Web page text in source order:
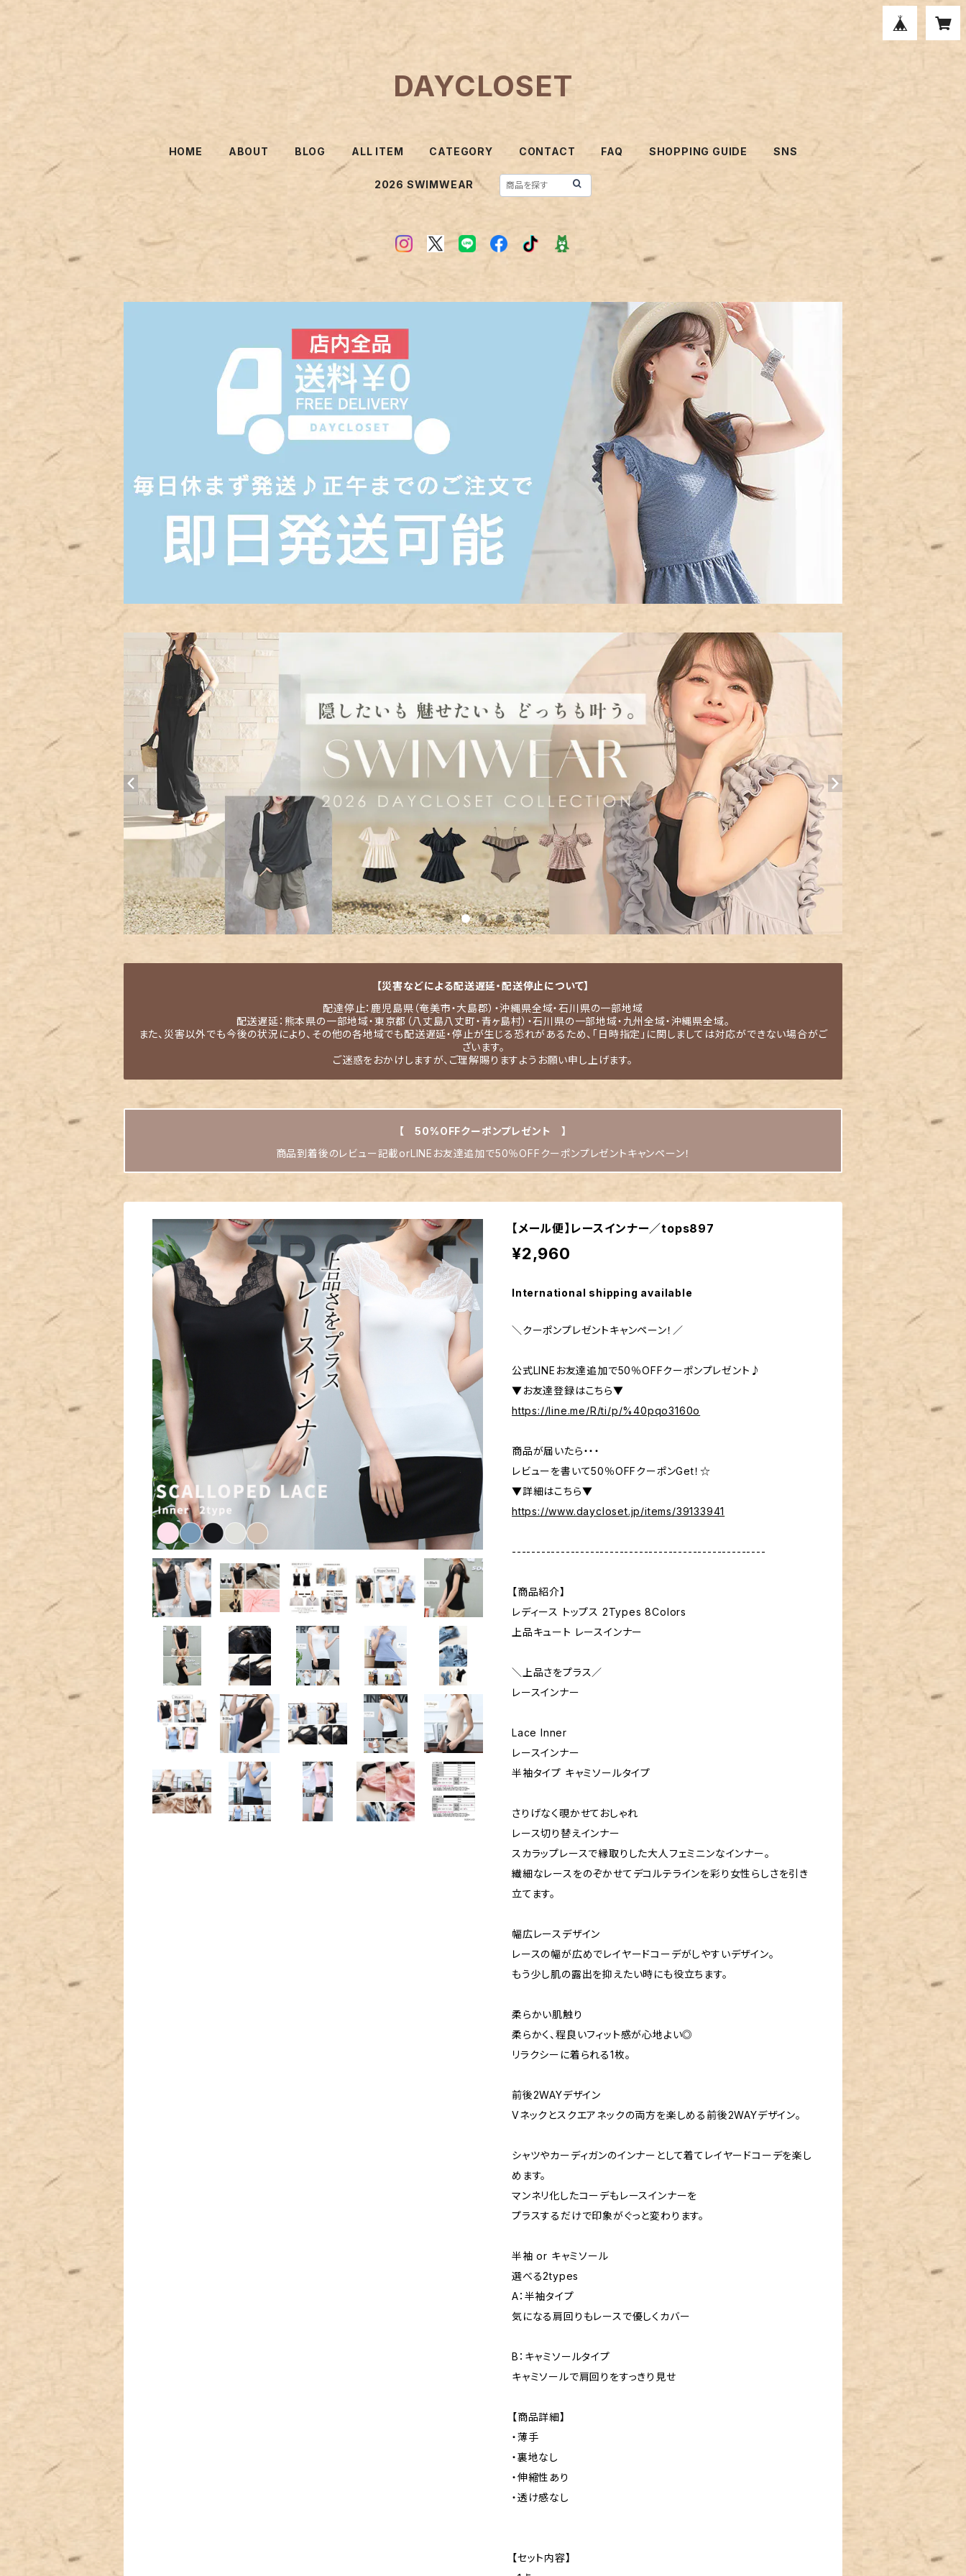
DAYCLOSET
HOME ABOUT BLOG ALL ITEM CATEGORY CONTACT FAQ SHOPPING GUIDE SNS
2026 SWIMWEAR
【災害などによる配送遅延・配送停止について】
配達停止：鹿児島県（奄美市・大島郡）・沖縄県全域・石川県の一部地域
配送遅延：熊本県の一部地域・東京都（八丈島八丈町・青ヶ島村）・石川県の一部地域・九州全域・沖縄県全域。
また、災害以外でも今後の状況により、その他の各地域でも配送遅延・停止が生じる恐れがあるため、「日時指定」に関しましては対応ができない場合がご
ざいます。
ご迷惑をおかけしますが、ご理解賜りますようお願い申し上げます。
【 50%OFFクーポンプレゼント 】
商品到着後のレビュー記載orLINEお友達追加で50％OFFクーポンプレゼントキャンペーン！
【メール便】レースインナー／tops897
¥2,960
International shipping available
＼クーポンプレゼントキャンペーン！／
公式LINEお友達追加で50％OFFクーポンプレゼント♪
▼お友達登録はこちら▼
https://line.me/R/ti/p/%40pqo3160o
商品が届いたら・・・
レビューを書いて50％OFFクーポンGet！☆
▼詳細はこちら▼
https://www.daycloset.jp/items/39133941
----------------------------------------------------
【商品紹介】
レディース トップス 2Types 8Colors
上品キュート レースインナー
＼上品さをプラス／
レースインナー
Lace Inner
レースインナー
半袖タイプ キャミソールタイプ
さりげなく覗かせておしゃれ
レース切り替えインナー
スカラップレースで縁取りした大人フェミニンなインナー。
繊細なレースをのぞかせてデコルテラインを彩り女性らしさを引き
立てます。
幅広レースデザイン
レースの幅が広めでレイヤードコーデがしやすいデザイン。
もう少し肌の露出を抑えたい時にも役立ちます。
柔らかい肌触り
柔らかく、程良いフィット感が心地よい◎
リラクシーに着られる1枚。
前後2WAYデザイン
Vネックとスクエアネックの両方を楽しめる前後2WAYデザイン。
シャツやカーディガンのインナーとして着てレイヤードコーデを楽し
めます。
マンネリ化したコーデもレースインナーを
プラスするだけで印象がぐっと変わります。
半袖 or キャミソール
選べる2types
A：半袖タイプ
気になる肩回りもレースで優しくカバー
B：キャミソールタイプ
キャミソールで肩回りをすっきり見せ
【商品詳細】
・薄手
・裏地なし
・伸縮性あり
・透け感なし
【セット内容】